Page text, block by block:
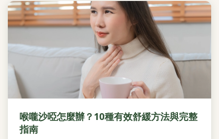
喉嚨沙啞怎麼辦？10種有效舒緩方法與完整
指南